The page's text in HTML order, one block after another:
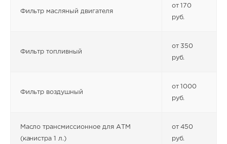
Фильтр масляный двигателя
от 170
руб.
Фильтр топливный
от 350
руб.
Фильтр воздушный
от 1000
руб.
Масло трансмиссионное для АТМ
(канистра 1 л.)
от 450
руб.